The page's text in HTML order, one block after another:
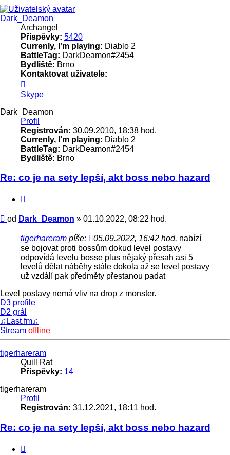
Dark_Deamon
Archangel
Příspěvky: 5420
Currenly, I'm playing: Diablo 2
BattleTag: DarkDeamon#2454
Bydliště: Brno
Kontaktovat uživatele:
uživatele
Dark_Deamon
Skype
Dark_Deamon
Profil
Registrován: 30.09.2010, 18:38 hod.
Currenly, I'm playing: Diablo 2
BattleTag: DarkDeamon#2454
Bydliště: Brno
Re: co je na sety lepší, akt boss nebo hazard
Příspěvek
od Dark_Deamon » 01.10.2022, 08:22 hod.
tigerhareram píše: 05.09.2022, 16:42 hod. nabízí
se bojovat proti bossům dokud level postavy
odpovídá levelu bosse plus nějaký přesah asi 5
levelů dělat náběhy stále dokola až se level postavy
už vzdálí pak předměty přestanou padat
Level postavy nemá vliv na drop z monster.
D3 profile
D2 grál
♫Last.fm♫
Stream offline
Nahoru
tigerhareram
Quill Rat
Příspěvky: 14
tigerhareram
Profil
Registrován: 31.12.2021, 18:11 hod.
Re: co je na sety lepší, akt boss nebo hazard